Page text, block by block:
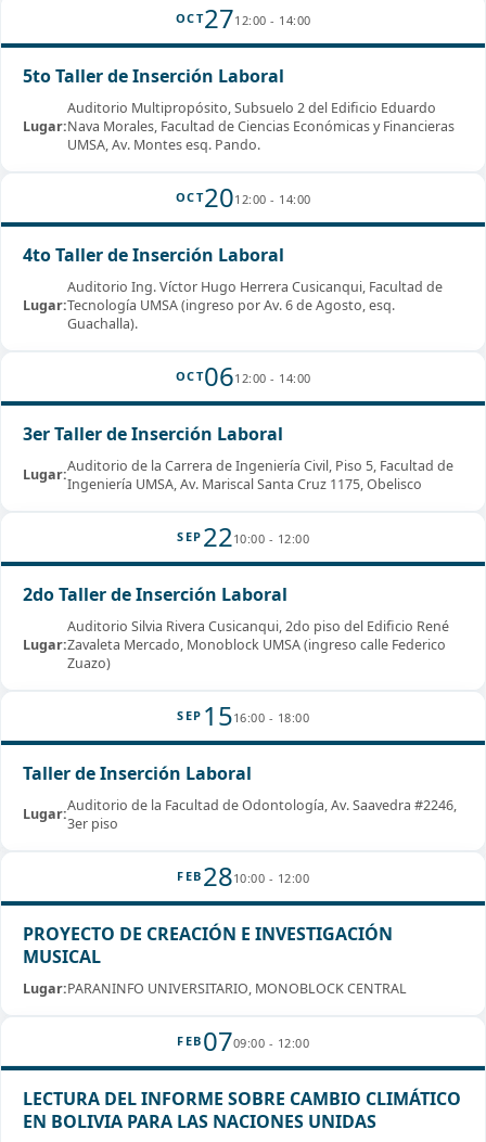
OCT2712:00 - 14:00
5to Taller de Inserción Laboral
Lugar:
Auditorio Multipropósito, Subsuelo 2 del Edificio Eduardo
Nava Morales, Facultad de Ciencias Económicas y Financieras
UMSA, Av. Montes esq. Pando.
OCT2012:00 - 14:00
4to Taller de Inserción Laboral
Lugar:
Auditorio Ing. Víctor Hugo Herrera Cusicanqui, Facultad de
Tecnología UMSA (ingreso por Av. 6 de Agosto, esq.
Guachalla).
OCT0612:00 - 14:00
3er Taller de Inserción Laboral
Lugar:Auditorio de la Carrera de Ingeniería Civil, Piso 5, Facultad de
Ingeniería UMSA, Av. Mariscal Santa Cruz 1175, Obelisco
SEP 2210:00 - 12:00
2do Taller de Inserción Laboral
Lugar:
Auditorio Silvia Rivera Cusicanqui, 2do piso del Edificio René
Zavaleta Mercado, Monoblock UMSA (ingreso calle Federico
Zuazo)
SEP 1516:00 - 18:00
Taller de Inserción Laboral
Lugar:Auditorio de la Facultad de Odontología, Av. Saavedra #2246,
3er piso
FEB 2810:00 - 12:00
PROYECTO DE CREACIÓN E INVESTIGACIÓN
MUSICAL
Lugar:PARANINFO UNIVERSITARIO, MONOBLOCK CENTRAL
FEB 0709:00 - 12:00
LECTURA DEL INFORME SOBRE CAMBIO CLIMÁTICO
EN BOLIVIA PARA LAS NACIONES UNIDAS